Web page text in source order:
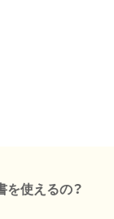
を使えるの？